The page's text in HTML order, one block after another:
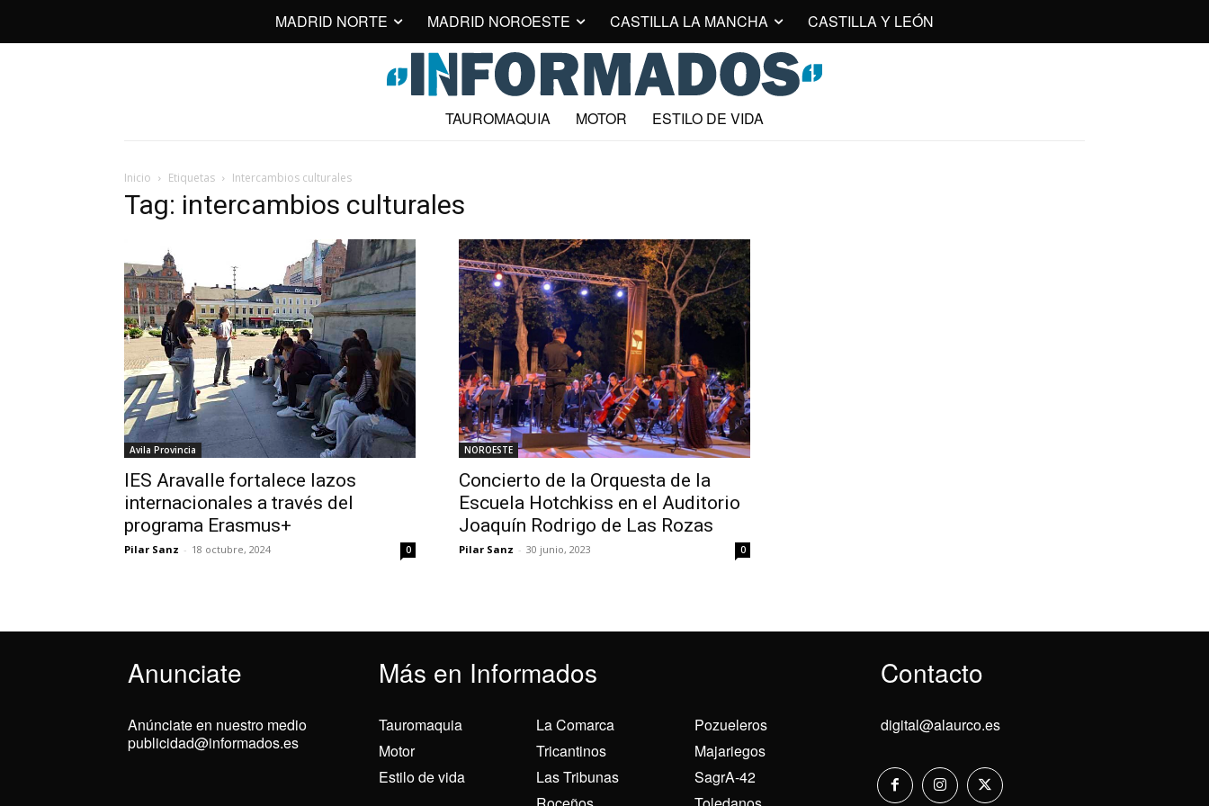
MADRID NORTE MADRID NOROESTE CASTILLA LA MANCHA CASTILLA Y LEÓN
TAUROMAQUIA MOTOR ESTILO DE VIDA
Inicio Etiquetas Intercambios culturales
Tag: intercambios culturales
Avila Provincia
IES Aravalle fortalece lazos
internacionales a través del
programa Erasmus+
Pilar Sanz - 18 octubre, 2024 0
NOROESTE
Concierto de la Orquesta de la
Escuela Hotchkiss en el Auditorio
Joaquín Rodrigo de Las Rozas
Pilar Sanz - 30 junio, 2023 0
Anunciate Más en Informados Contacto
Anúnciate en nuestro medio
publicidad@informados.es
Tauromaquia
Motor
Estilo de vida
La Comarca
Tricantinos
Las Tribunas
Pozueleros
Majariegos
SagrA-42
digital@alaurco.es